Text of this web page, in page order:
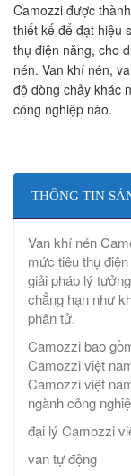
Camozzi được
thiết kế để đạt hiệu
thụ điện năng, cho
nén. Van khí nén,
độ dòng chảy khác
công nghiệp nào.
THÔNG TIN
Van khí nén
mức tiêu thụ
giải pháp lý
chẳng hạn như
phân tử.
Camozzi bao
Camozzi việt
Camozzi việt
ngành công
đại lý Camozzi
van tự động